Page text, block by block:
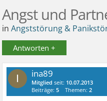
Angst und
inAngststörung &
Antworten +
I ina89
Mitglied seit: 10.07.2013
Beiträge:5 Themen:2